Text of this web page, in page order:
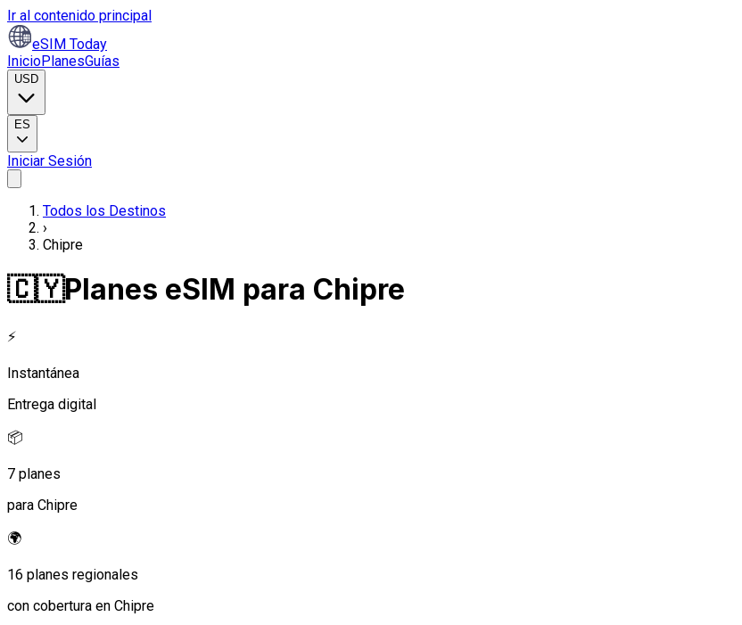
Ir al contenido principal
eSIM Today
InicioPlanesGuías
USD
ES
Iniciar Sesión
Todos los Destinos
›
Chipre
🇨🇾Planes eSIM para Chipre
⚡
Instantánea
Entrega digital
📦
7 planes
para Chipre
🌍
16 planes regionales
con cobertura en Chipre